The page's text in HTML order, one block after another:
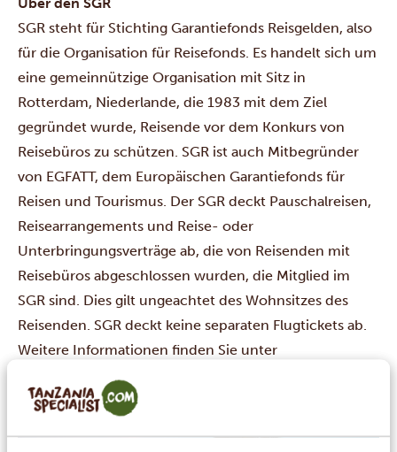
SGR steht für Stichting Garantiefonds Reisgelden, also
für die Organisation für Reisefonds. Es handelt sich um
eine gemeinnützige Organisation mit Sitz in
Rotterdam, Niederlande, die 1983 mit dem Ziel
gegründet wurde, Reisende vor dem Konkurs von
Reisebüros zu schützen. SGR ist auch Mitbegründer
von EGFATT, dem Europäischen Garantiefonds für
Reisen und Tourismus. Der SGR deckt Pauschalreisen,
Reisearrangements und Reise- oder
Unterbringungsverträge ab, die von Reisenden mit
Reisebüros abgeschlossen wurden, die Mitglied im
SGR sind. Dies gilt ungeachtet des Wohnsitzes des
Reisenden. SGR deckt keine separaten Flugtickets ab.
Weitere Informationen finden Sie unter